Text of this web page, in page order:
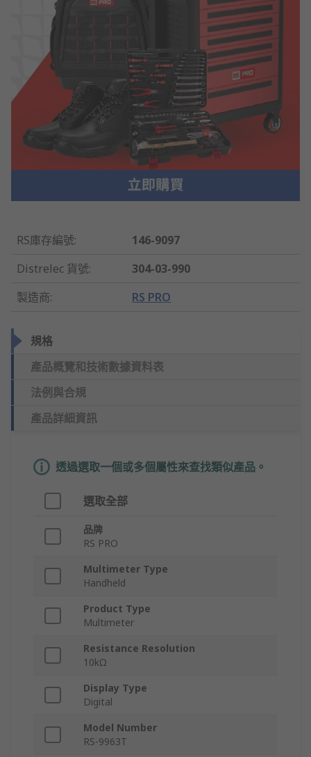
RS庫存編號:
146-9097
Distrelec 貨號:
304-03-990
製造商: RS PRO
規格
產品概覽和技術數據資料表
法例與合規
產品詳細資訊
透過選取一個或多個屬性來查找類似產品。
選取全部
品牌
RS PRO
Multimeter Type
Handheld
Product Type
Multimeter
Resistance Resolution
10kΩ
Display Type
Digital
Model Number
RS-9963T